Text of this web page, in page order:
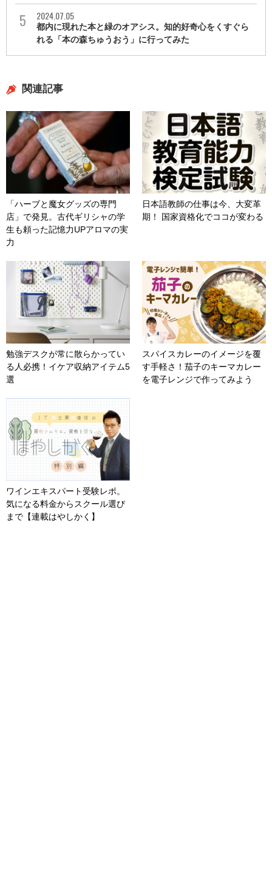
2024.07.05
都内に現れた本と緑のオアシス。知的好奇心をくすぐら
れる「本の森ちゅうおう」に行ってみた
関連記事
「ハーブと魔女グッズの専門
店」で発見。古代ギリシャの学
生も頼った記憶力UPアロマの実
力
日本語教師の仕事は今、大変革
期！ 国家資格化でココが変わる
勉強デスクが常に散らかってい
る人必携！イケア収納アイテム5
選
スパイスカレーのイメージを覆
す手軽さ！茄子のキーマカレー
を電子レンジで作ってみよう
ワインエキスパート受験レポ。
気になる料金からスクール選び
まで【連載はやしかく】